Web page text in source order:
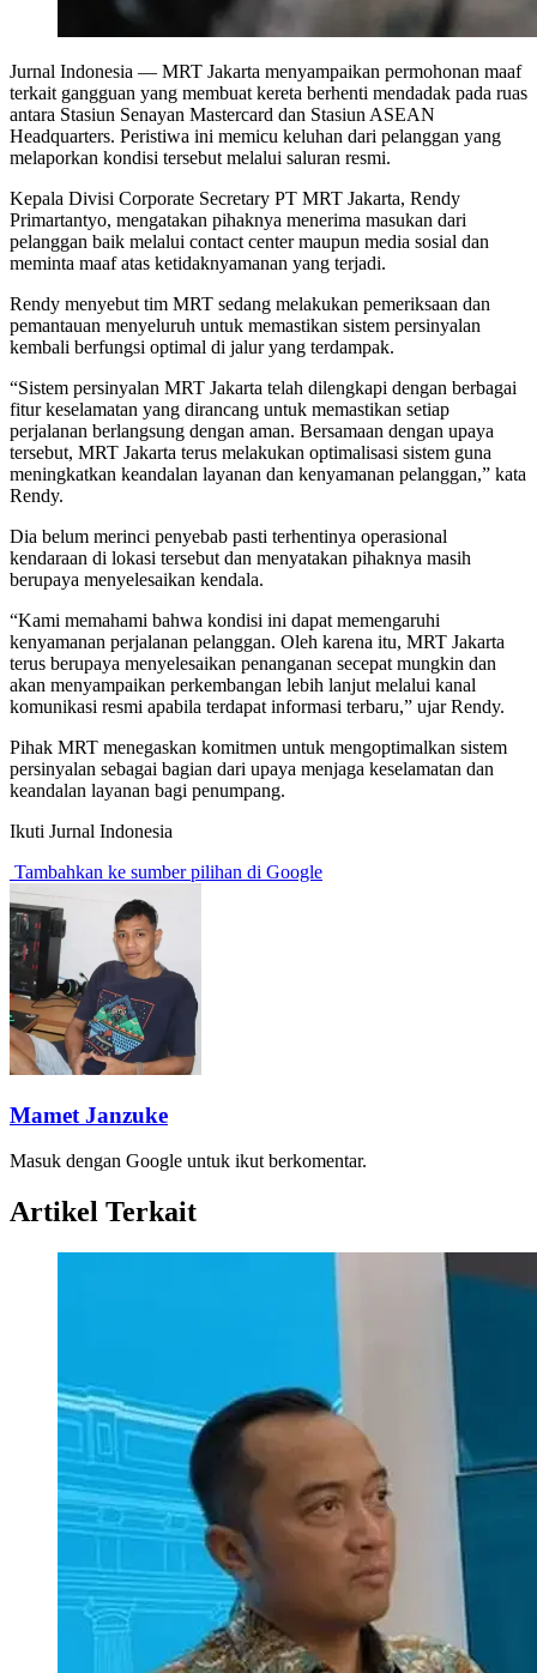
Jurnal Indonesia — MRT Jakarta menyampaikan permohonan maaf
terkait gangguan yang membuat kereta berhenti mendadak pada ruas
antara Stasiun Senayan Mastercard dan Stasiun ASEAN
Headquarters. Peristiwa ini memicu keluhan dari pelanggan yang
melaporkan kondisi tersebut melalui saluran resmi.
Kepala Divisi Corporate Secretary PT MRT Jakarta, Rendy
Primartantyo, mengatakan pihaknya menerima masukan dari
pelanggan baik melalui contact center maupun media sosial dan
meminta maaf atas ketidaknyamanan yang terjadi.
Rendy menyebut tim MRT sedang melakukan pemeriksaan dan
pemantauan menyeluruh untuk memastikan sistem persinyalan
kembali berfungsi optimal di jalur yang terdampak.
“Sistem persinyalan MRT Jakarta telah dilengkapi dengan berbagai
fitur keselamatan yang dirancang untuk memastikan setiap
perjalanan berlangsung dengan aman. Bersamaan dengan upaya
tersebut, MRT Jakarta terus melakukan optimalisasi sistem guna
meningkatkan keandalan layanan dan kenyamanan pelanggan,” kata
Rendy.
Dia belum merinci penyebab pasti terhentinya operasional
kendaraan di lokasi tersebut dan menyatakan pihaknya masih
berupaya menyelesaikan kendala.
“Kami memahami bahwa kondisi ini dapat memengaruhi
kenyamanan perjalanan pelanggan. Oleh karena itu, MRT Jakarta
terus berupaya menyelesaikan penanganan secepat mungkin dan
akan menyampaikan perkembangan lebih lanjut melalui kanal
komunikasi resmi apabila terdapat informasi terbaru,” ujar Rendy.
Pihak MRT menegaskan komitmen untuk mengoptimalkan sistem
persinyalan sebagai bagian dari upaya menjaga keselamatan dan
keandalan layanan bagi penumpang.
Ikuti Jurnal Indonesia
Tambahkan ke sumber pilihan di Google
Mamet Janzuke
Masuk dengan Google untuk ikut berkomentar.
Artikel Terkait